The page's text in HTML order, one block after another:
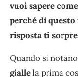
vuoi sapere
perché di
risposta ti
Quando si notano
giallela prima